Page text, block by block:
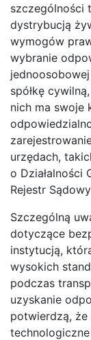
szczególności
dystrybucją
wymogów
wybranie
spółkę
nich ma swoje
urzędach,
o Działalności
Rejestr
Szczególną
dotyczące
instytucją,
wysokich
podczas
uzyskanie
potwierdzą,